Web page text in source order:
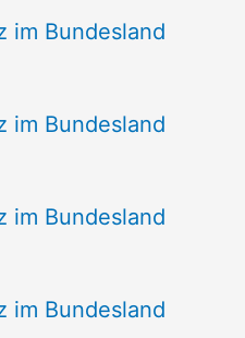
im Bundesland
im Bundesland
im Bundesland
im Bundesland